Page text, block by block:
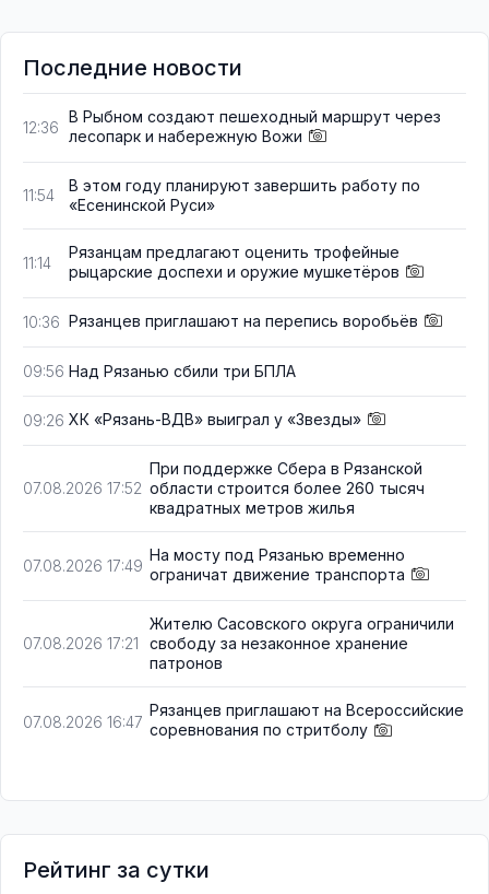
Последние новости
12:36
В Рыбном создают пешеходный маршрут через
лесопарк и набережную Вожи
11:54
В этом году планируют завершить работу по
«Есенинской Руси»
11:14
Рязанцам предлагают оценить трофейные
рыцарские доспехи и оружие мушкетёров
10:36 Рязанцев приглашают на перепись воробьёв
09:56 Над Рязанью сбили три БПЛА
09:26 ХК «Рязань-ВДВ» выиграл у «Звезды»
07.08.2026 17:52
При поддержке Сбера в Рязанской
области строится более 260 тысяч
квадратных метров жилья
07.08.2026 17:49
На мосту под Рязанью временно
ограничат движение транспорта
07.08.2026 17:21
Жителю Сасовского округа ограничили
свободу за незаконное хранение
патронов
07.08.2026 16:47
Рязанцев приглашают на Всероссийские
соревнования по стритболу
Рейтинг за сутки